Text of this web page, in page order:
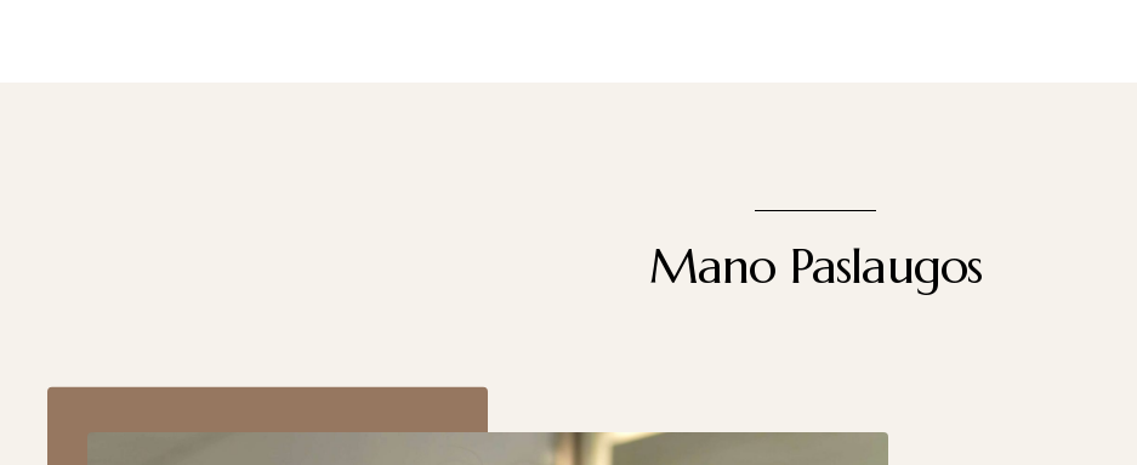
Mano Paslaugos